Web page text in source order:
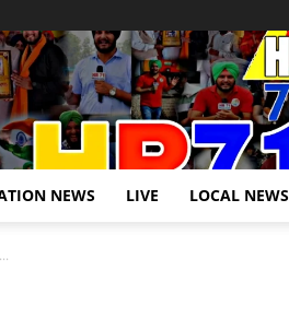
NEWS LIVE LOCAL NEWS